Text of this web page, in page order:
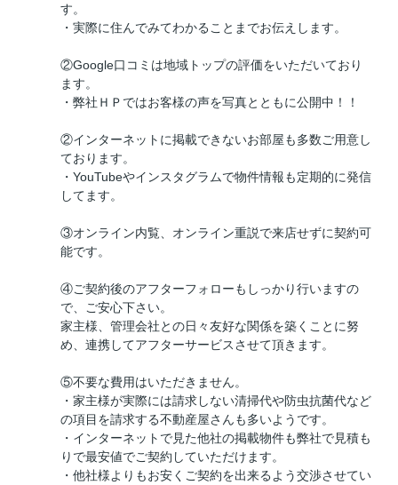
す。
・実際に住んでみてわかることまでお伝えします。
②Google口コミは地域トップの評価をいただいており
ます。
・弊社ＨＰではお客様の声を写真とともに公開中！！
②インターネットに掲載できないお部屋も多数ご用意し
ております。
・YouTubeやインスタグラムで物件情報も定期的に発信
してます。
③オンライン内覧、オンライン重説で来店せずに契約可
能です。
④ご契約後のアフターフォローもしっかり行いますの
で、ご安心下さい。
家主様、管理会社との日々友好な関係を築くことに努
め、連携してアフターサービスさせて頂きます。
⑤不要な費用はいただきません。
・家主様が実際には請求しない清掃代や防虫抗菌代など
の項目を請求する不動産屋さんも多いようです。
・インターネットで見た他社の掲載物件も弊社で見積も
りで最安値でご契約していただけます。
・他社様よりもお安くご契約を出来るよう交渉させてい